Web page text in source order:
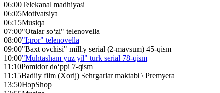
06:00Telekanal madhiyasi
06:05Motivatsiya
06:15Musiqa
07:00"Otalar so‘zi" telenovella
08:00"Iqror" telenovella
09:00"Baxt ovchisi" milliy serial (2-mavsum) 45-qism
10:00"Muhtasham yuz yil" turk serial 78-qism
11:10Pomidor do‘ppi 7-qism
11:15Badiiy film (Xorij) Sehrgarlar maktabi \ Premyera
13:50HopShop